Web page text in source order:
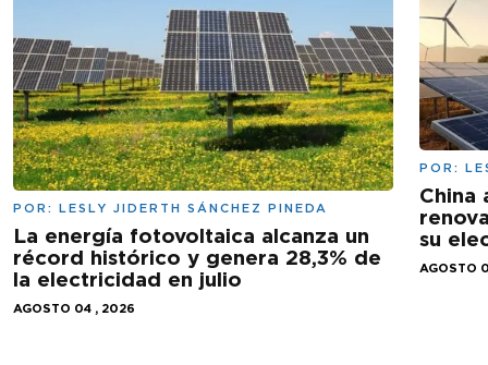
POR: LESLY JIDERTH SÁNCHEZ PINEDA
La energía fotovoltaica alcanza un
récord histórico y genera 28,3% de
la electricidad en julio
AGOSTO 04 , 2026
POR:
China
su
AGOSTO